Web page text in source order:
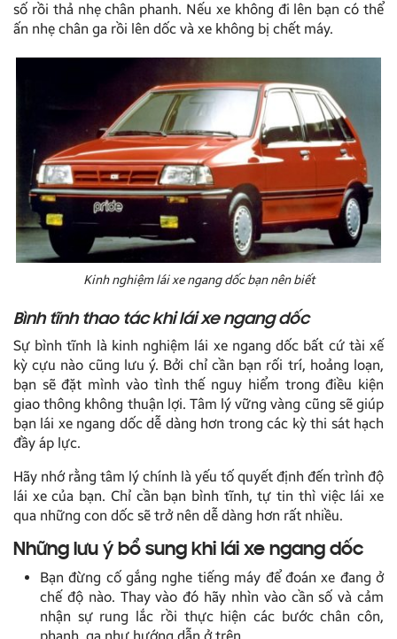
số rồi thả nhẹ chân phanh. Nếu xe không đi lên bạn có thể
ấn nhẹ chân ga rồi lên dốc và xe không bị chết máy.
Kinh nghiệm lái xe ngang dốc bạn nên biết
Bình tĩnh thao tác khi lái xe ngang dốc
Sự bình tĩnh là kinh nghiệm lái xe ngang dốc bất cứ tài xế
kỳ cựu nào cũng lưu ý. Bởi chỉ cần bạn rối trí, hoảng loạn,
bạn sẽ đặt mình vào tình thế nguy hiểm trong điều kiện
giao thông không thuận lợi. Tâm lý vững vàng cũng sẽ giúp
bạn lái xe ngang dốc dễ dàng hơn trong các kỳ thi sát hạch
đầy áp lực.
Hãy nhớ rằng tâm lý chính là yếu tố quyết định đến trình độ
lái xe của bạn. Chỉ cần bạn bình tĩnh, tự tin thì việc lái xe
qua những con dốc sẽ trở nên dễ dàng hơn rất nhiều.
Những lưu ý bổ sung khi lái xe ngang dốc
Bạn đừng cố gắng nghe tiếng máy để đoán xe đang ở
chế độ nào. Thay vào đó hãy nhìn vào cần số và cảm
nhận sự rung lắc rồi thực hiện các bước chân côn,